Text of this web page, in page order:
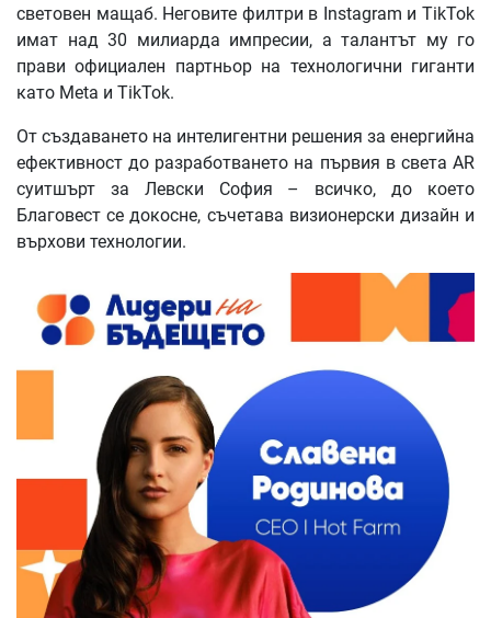
световен мащаб. Неговите филтри в Instagram и TikTok
имат над 30 милиарда импресии, а талантът му го
прави официален партньор на технологични гиганти
като Meta и TikTok.
От създаването на интелигентни решения за енергийна
ефективност до разработването на първия в света AR
суитшърт за Левски София – всичко, до което
Благовест се докосне, съчетава визионерски дизайн и
върхови технологии.